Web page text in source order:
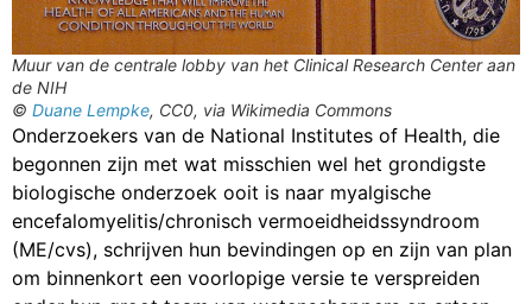
Muur van de centrale lobby van het Clinical Research Center aan
de NIH
© Duane Lempke, CC0, via Wikimedia Commons
Onderzoekers van de National Institutes of Health, die
begonnen zijn met wat misschien wel het grondigste
biologische onderzoek ooit is naar myalgische
encefalomyelitis/chronisch vermoeidheidssyndroom
(ME/cvs), schrijven hun bevindingen op en zijn van plan
om binnenkort een voorlopige versie te verspreiden